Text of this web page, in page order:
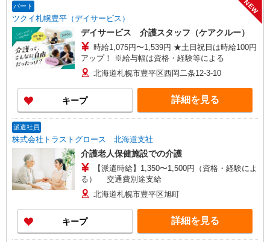
パート
ツクイ札幌豊平（デイサービス）
NEW
デイサービス 介護スタッフ（ケアクルー）
時給1,075円〜1,539円 ★土日祝日は時給100円
アップ！ ※給与幅は資格・経験等による
北海道札幌市豊平区西岡二条12-3-10
キープ 詳細を見る
派遣社員
株式会社トラストグロース 北海道支社
介護老人保健施設での介護
【派遣時給】1,350〜1,500円（資格・経験によ
る） 交通費別途支給
北海道札幌市豊平区旭町
キープ 詳細を見る